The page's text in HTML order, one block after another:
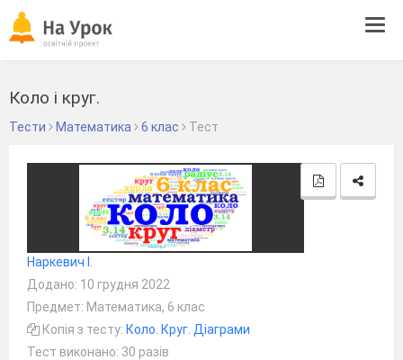
Коло і круг.
Тести Математика 6 клас Тест
Наркевич І.
Додано: 10 грудня 2022
Предмет: Математика, 6 клас
Копія з тесту: Коло. Круг. Діаграми
Тест виконано: 30 разів